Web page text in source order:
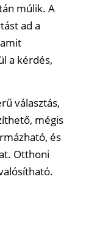
múlik. A
ad a
a kérdés,
választás,
mégis
és
Otthoni